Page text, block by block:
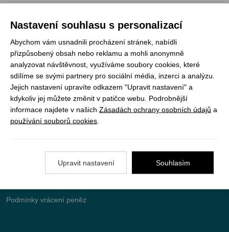
Registrujte se k odběru newsletteru a už Vám
nic neunikne
ODEBÍRAT
Vše o nákupu
Podmínky vrácení peněz
Nastavení souhlasu s personalizací
Abychom vám usnadnili procházení stránek, nabídli
přizpůsobený obsah nebo reklamu a mohli anonymně
analyzovat návštěvnost, využíváme soubory cookies, které
sdílíme se svými partnery pro sociální média, inzerci a analýzu.
Jejich nastavení upravíte odkazem "Upravit nastavení" a
kdykoliv jej můžete změnit v patičce webu. Podrobnější
informace najdete v našich Zásadách ochrany osobních údajů a
používání souborů cookies
Upravit nastavení Souhlasím